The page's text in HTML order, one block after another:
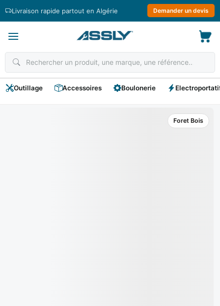
Livraison rapide partout en Algérie Demander un devis
Outillage Accessoires Boulonerie
Foret Bois